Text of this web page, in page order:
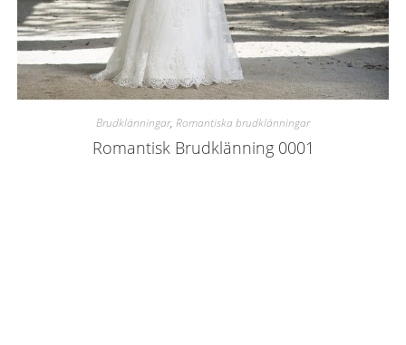
Brudklänningar, Romantiska brudklänningar
Romantisk Brudklänning 0001